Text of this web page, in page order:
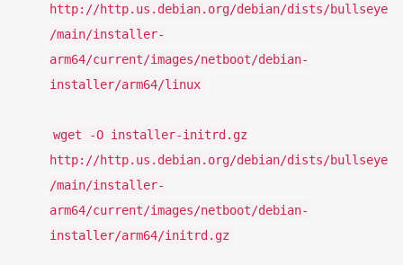
http: //http. us. debian. org/debian/dists/bullseye
/main/installer-
arm64/current/images/netboot/debian-
installer/arm64/linux
wget -O installer-initrd . gz
http: //http. us. debian. org/debian/dists/bullseye
/main/installer-
arm64/current/images/netboot/debian-
installer/arm64/initrd. gz